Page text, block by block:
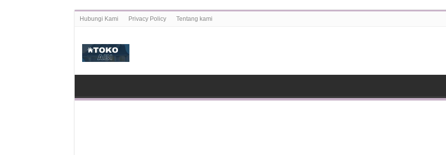
Hubungi Kami Privacy Policy Tentang kami